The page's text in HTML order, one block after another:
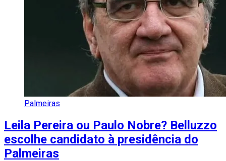
Palmeiras
Leila Pereira ou Paulo Nobre? Belluzzo
escolhe candidato à presidência do
Palmeiras